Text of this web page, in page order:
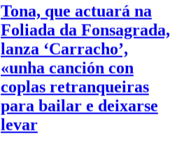
Tona, que actuará na
Foliada da Fonsagrada,
lanza ‘Carracho’,
«unha canción con
coplas retranqueiras
para bailar e deixarse
levar